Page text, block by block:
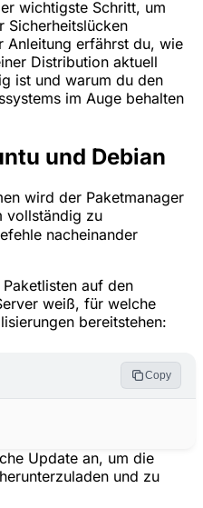
wichtigste Schritt, um
Sicherheitslücken
Anleitung erfährst du, wie
Distribution aktuell
ist und warum du den
im Auge behalten
und Debian
wird der Paketmanager
vollständig zu
nacheinander
auf den
weiß, für welche
bereitstehen:
Copy
Update an, um die
und zu